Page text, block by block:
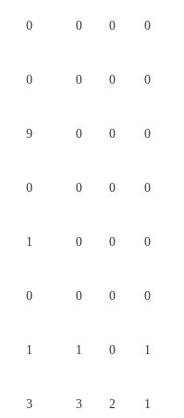
0 0 0 0
0 0 0 0
9 0 0 0
0 0 0 0
1 0 0 0
0 0 0 0
1 1 0 1
3 3 2 1